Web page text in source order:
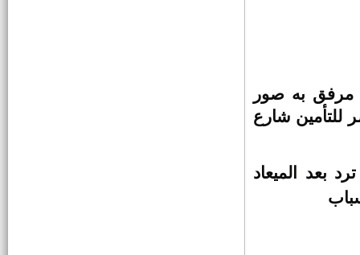
مرفق به صور
للتأمين شارع
بعد الميعاد